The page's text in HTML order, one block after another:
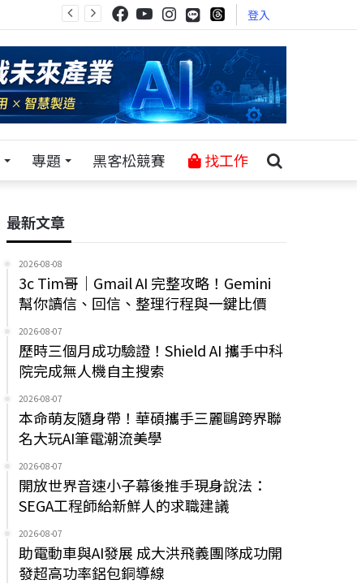
登入
專題 黑客松競賽 找工作
最新文章
2026-08-08
3c Tim哥｜Gmail AI 完整攻略！Gemini
幫你讀信、回信、整理行程與一鍵比價
2026-08-07
歷時三個月成功驗證！Shield AI 攜手中科
院完成無人機自主搜索
2026-08-07
本命萌友隨身帶！華碩攜手三麗鷗跨界聯
名大玩AI筆電潮流美學
2026-08-07
開放世界音速小子幕後推手現身說法：
SEGA工程師給新鮮人的求職建議
2026-08-07
助電動車與AI發展 成大洪飛義團隊成功開
發超高功率鋁包銅導線